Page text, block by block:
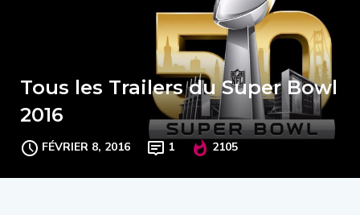
Tous les Trailers du Super Bowl
2016
FÉVRIER 8, 2016 1 2105